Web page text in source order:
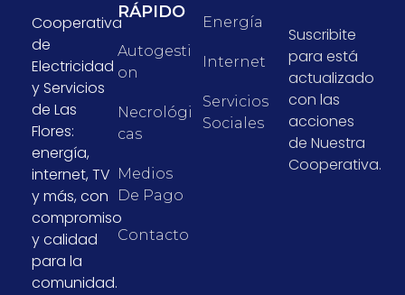
Cooperativa
de
Electricidad
y Servicios
de Las
Flores:
energía,
internet, TV
y más, con
compromiso
y calidad
para la
comunidad.
RÁPIDO
Autogesti
On
Necrológi
Cas
Medios
De Pago
Contacto
Energía
Internet
Servicios
Sociales
Suscribite
para está
actualizado
con las
acciones
de Nuestra
Cooperativa.